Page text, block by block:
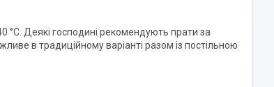
Деякі господині рекомендують прати за
в традиційному варіанті разом із постільною